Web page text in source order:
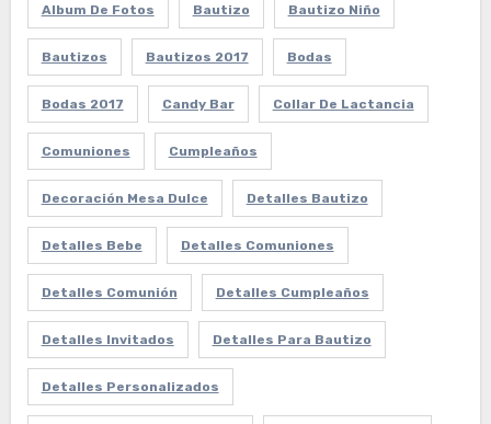
Album De Fotos Bautizo Bautizo Niño
Bautizos Bautizos 2017 Bodas
Bodas 2017 Candy Bar Collar De Lactancia
Comuniones Cumpleaños
Decoración Mesa Dulce Detalles Bautizo
Detalles Bebe Detalles Comuniones
Detalles Comunión Detalles Cumpleaños
Detalles Invitados Detalles Para Bautizo
Detalles Personalizados